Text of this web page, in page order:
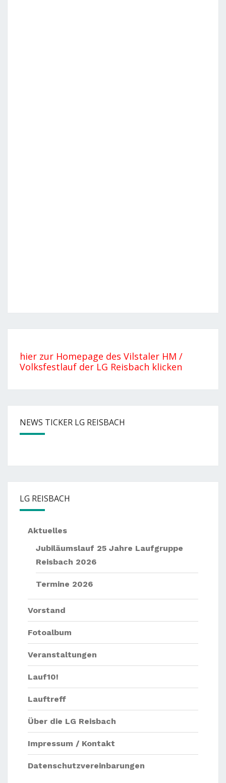
hier zur Homepage des Vilstaler HM /
Volksfestlauf der LG Reisbach klicken
NEWS TICKER LG REISBACH
LG REISBACH
Aktuelles
Jubiläumslauf 25 Jahre Laufgruppe
Reisbach 2026
Termine 2026
Vorstand
Fotoalbum
Veranstaltungen
Lauf10!
Lauftreff
Über die LG Reisbach
Impressum / Kontakt
Datenschutzvereinbarungen